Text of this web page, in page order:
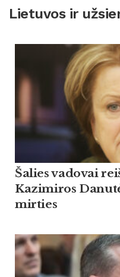
Lietuvos ir
Šalies vadovai
Kazimiros
mirties